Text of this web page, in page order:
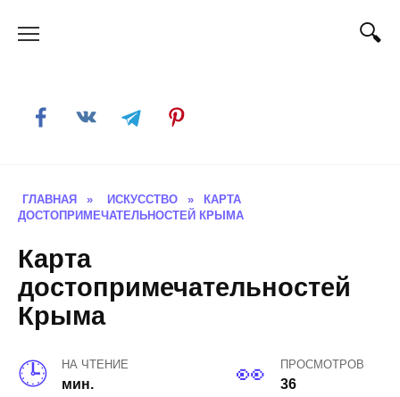
ГЛАВНАЯ » ИСКУССТВО »
КАРТА
ДОСТОПРИМЕЧАТЕЛЬНОСТЕЙ КРЫМА
Карта
достопримечательностей
Крыма
НА ЧТЕНИЕ
мин.
ПРОСМОТРОВ
36